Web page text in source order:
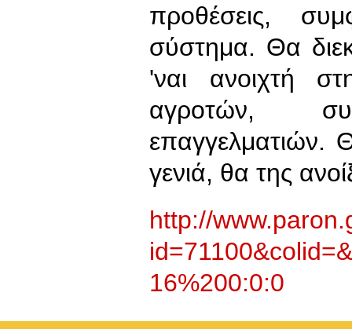
προθέσεις,
σύστημα. Θα
'ναι ανοιχτή
αγροτών,
επαγγελματιών.
γενιά, θα της
http://
16%200:0:0